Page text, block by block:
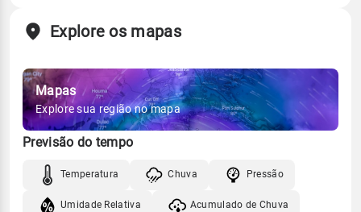
Explore os mapas
Mapas
Explore sua região no mapa
Previsão do tempo
Temperatura Chuva Pressão
Umidade Relativa Acumulado de Chuva